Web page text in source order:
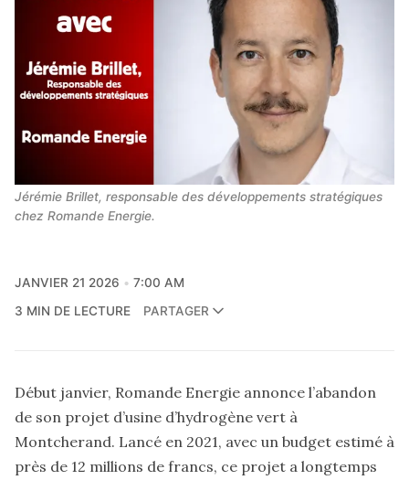
Jérémie Brillet, responsable des développements stratégiques
chez Romande Energie.
JANVIER 21 2026
7:00 AM
3 MIN DE LECTURE
PARTAGER
Début janvier, Romande Energie annonce l’abandon
de son projet d’usine d’hydrogène vert à
Montcherand. Lancé en 2021, avec un budget estimé à
près de 12 millions de francs, ce projet a longtemps